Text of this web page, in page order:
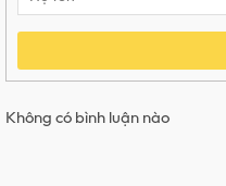
Không có bình luận nào